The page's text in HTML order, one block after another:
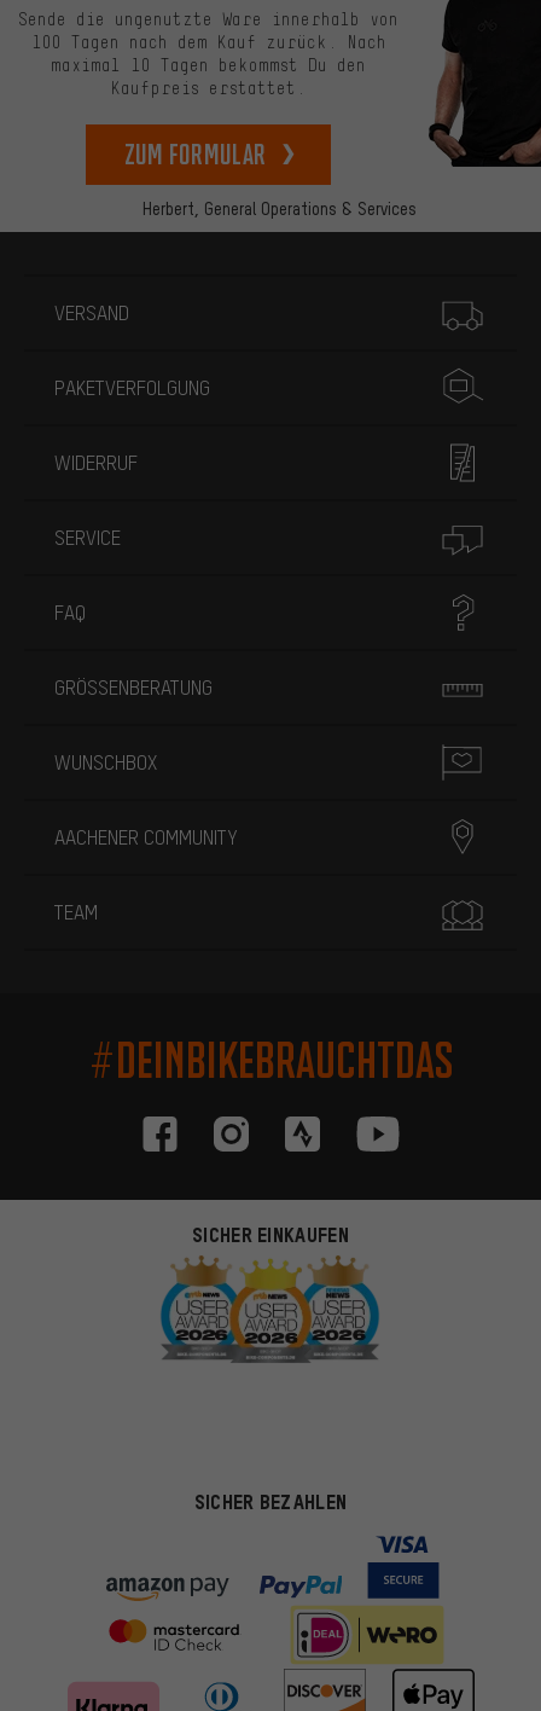
Herbert, General Operations & Services
Sende die ungenutzte Ware innerhalb von
100 Tagen nach dem Kauf zurück. Nach
maximal 10 Tagen bekommst Du den
Kaufpreis erstattet.
zum Formular
VERSAND
PAKETVERFOLGUNG
WIDERRUF
SERVICE
FAQ
GRÖSSENBERATUNG
WUNSCHBOX
AACHENER COMMUNITY
TEAM
#DEINBIKEBRAUCHTDAS
SICHER EINKAUFEN
SICHER BEZAHLEN